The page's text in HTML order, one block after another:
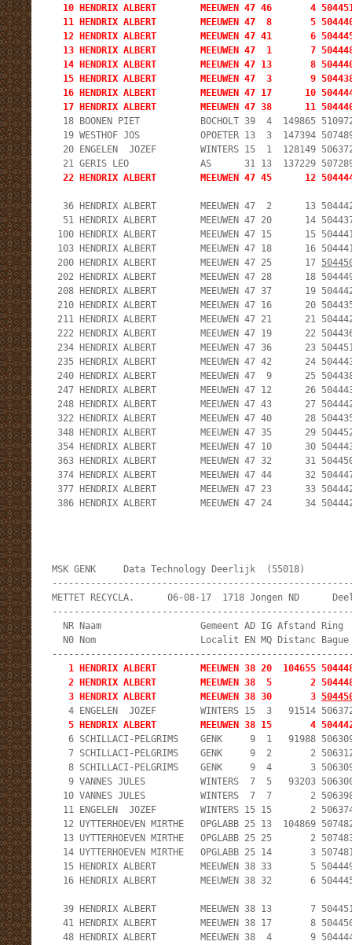
10 HENDRIX ALBERT        MEEUWEN 47 46
11 HENDRIX ALBERT        MEEUWEN 47  8
12 HENDRIX ALBERT        MEEUWEN 47 41
13 HENDRIX ALBERT        MEEUWEN 47  1
14 HENDRIX ALBERT        MEEUWEN 47 13
15 HENDRIX ALBERT        MEEUWEN 47  3
16 HENDRIX ALBERT        MEEUWEN 47 17
17 HENDRIX ALBERT        MEEUWEN 47 38      11
18 BOONEN PIET           BOCHOLT 39  4
19 WESTHOF JOS           OPOETER 13  3
20 ENGELEN  JOZEF        WINTERS 15  1
22 HENDRIX ALBERT        MEEUWEN 47 45      12
36 HENDRIX ALBERT        MEEUWEN 47  2
51 HENDRIX ALBERT        MEEUWEN 47 20
100 HENDRIX ALBERT        MEEUWEN 47 15
103 HENDRIX ALBERT        MEEUWEN 47 18
200 HENDRIX ALBERT        MEEUWEN 47 25      17
202 HENDRIX ALBERT        MEEUWEN 47 28
208 HENDRIX ALBERT        MEEUWEN 47 37
210 HENDRIX ALBERT        MEEUWEN 47 16
211 HENDRIX ALBERT        MEEUWEN 47 21
222 HENDRIX ALBERT        MEEUWEN 47 19
234 HENDRIX ALBERT        MEEUWEN 47 36
235 HENDRIX ALBERT        MEEUWEN 47 42
240 HENDRIX ALBERT        MEEUWEN 47  9
247 HENDRIX ALBERT        MEEUWEN 47 12
248 HENDRIX ALBERT        MEEUWEN 47 43
322 HENDRIX ALBERT        MEEUWEN 47 40
348 HENDRIX ALBERT        MEEUWEN 47 35
354 HENDRIX ALBERT        MEEUWEN 47 10
363 HENDRIX ALBERT        MEEUWEN 47 32
374 HENDRIX ALBERT        MEEUWEN 47 44
377 HENDRIX ALBERT        MEEUWEN 47 23
386 HENDRIX ALBERT        MEEUWEN 47 24      34
MSK GENK     Data
METTET RECYCLA.      06-08-17  1718 Jongen
NR Naam                  Gemeent AD IG
N0 Nom                   Localit EN MQ
1 HENDRIX ALBERT        MEEUWEN 38 20  104655
2 HENDRIX ALBERT        MEEUWEN 38  5
   3 HENDRIX ALBERT        MEEUWEN 38 30       3
5 HENDRIX ALBERT        MEEUWEN 38 15       4
6 SCHILLACI-PELGRIMS    GENK     9  1
7 SCHILLACI-PELGRIMS    GENK     9  2
8 SCHILLACI-PELGRIMS    GENK     9  4
9 VANNES JULES          WINTERS  7  5
10 VANNES JULES          WINTERS  7  7
11 ENGELEN  JOZEF        WINTERS 15 15
12 UYTTERHOEVEN MIRTHE   OPGLABB 25 13
13 UYTTERHOEVEN MIRTHE   OPGLABB 25 25
14 UYTTERHOEVEN MIRTHE   OPGLABB 25 14
15 HENDRIX ALBERT        MEEUWEN 38 33
16 HENDRIX ALBERT        MEEUWEN 38 32       6
39 HENDRIX ALBERT        MEEUWEN 38 13
41 HENDRIX ALBERT        MEEUWEN 38 17
48 HENDRIX ALBERT        MEEUWEN 38  4